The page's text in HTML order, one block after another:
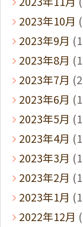
2023年10月
2023年9月
2023年8月
2023年7月
2023年6月
2023年5月
2023年4月
2023年3月
2023年2月
2023年1月
2022年12月